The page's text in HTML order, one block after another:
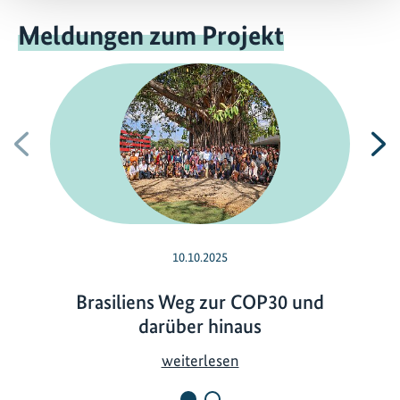
Meldungen zum Projekt
Vorherige
10.10.2025
Brasiliens Weg zur COP30 und
darüber hinaus
weiterlesenB